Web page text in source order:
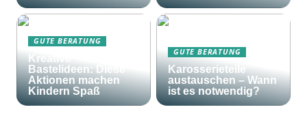
GUTE BERATUNG
Kreative
Bastelideen: Diese
Aktionen machen
Kindern Spaß
GUTE BERATUNG
Karosserieteile
austauschen – Wann
ist es notwendig?